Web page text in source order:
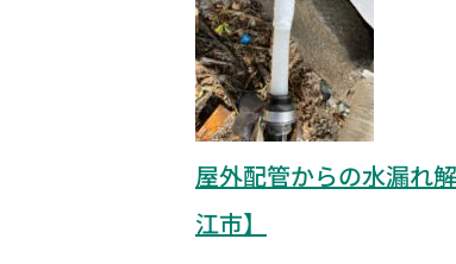
屋外配管からの水漏れ
江市】